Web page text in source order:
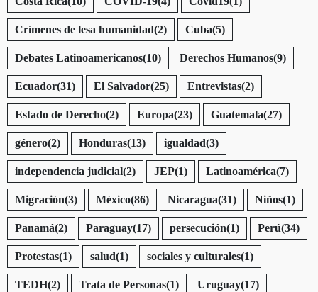
Crímenes de lesa humanidad(2) Cuba(5)
Debates Latinoamericanos(10) Derechos Humanos(9)
Ecuador(31) El Salvador(25) Entrevistas(2)
Estado de Derecho(2) Europa(23) Guatemala(27)
género(2) Honduras(13) igualdad(3)
independencia judicial(2) JEP(1) Latinoamérica(7)
Migración(3) México(86) Nicaragua(31) Niños(1)
Panamá(2) Paraguay(17) persecución(1) Perú(34)
Protestas(1) salud(1) sociales y culturales(1)
TEDH(2) Trata de Personas(1) Uruguay(17)